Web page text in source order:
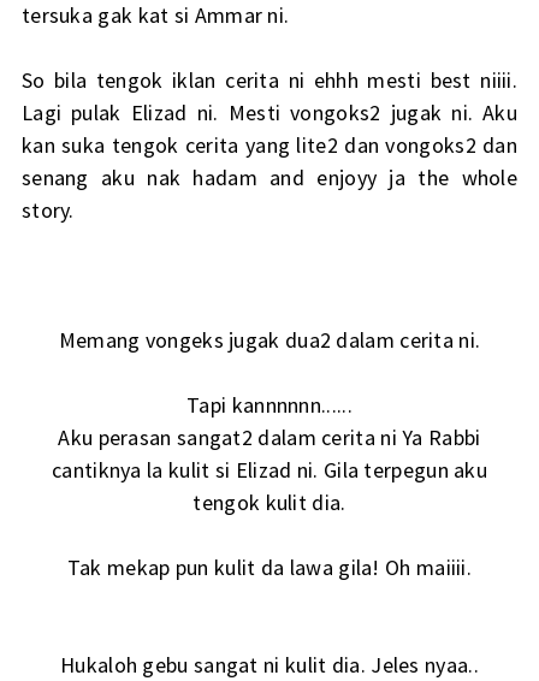
tersuka gak kat si Ammar ni.
So bila tengok iklan cerita ni ehhh mesti best niiii.
Lagi pulak Elizad ni. Mesti vongoks2 jugak ni. Aku
kan suka tengok cerita yang lite2 dan vongoks2 dan
senang aku nak hadam and enjoyy ja the whole
story.
Memang vongeks jugak dua2 dalam cerita ni.
Tapi kannnnnn......
Aku perasan sangat2 dalam cerita ni Ya Rabbi
cantiknya la kulit si Elizad ni. Gila terpegun aku
tengok kulit dia.
Tak mekap pun kulit da lawa gila! Oh maiiii.
Hukaloh gebu sangat ni kulit dia. Jeles nyaa..